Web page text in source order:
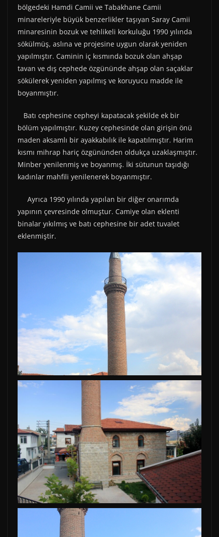
bölgedeki Hamdi Camii ve Tabakhane Camii
minareleriyle büyük benzerlikler taşıyan Saray Camii
minaresinin bozuk ve tehlikeli korkuluğu 1990 yılında
sökülmüş, aslına ve projesine uygun olarak yeniden
yapılmıştır. Caminin iç kısmında bozuk olan ahşap
tavan ve dış cephede özgününde ahşap olan saçaklar
sökülerek yeniden yapılmış ve koruyucu madde ile
boyanmıştır.
Batı cephesine cepheyi kapatacak şekilde ek bir
bölüm yapılmıştır. Kuzey cephesinde olan girişin önü
maden aksamlı bir ayakkabılık ile kapatılmıştır. Harim
kısmı mihrap hariç özgününden oldukça uzaklaşmıştır.
Minber yenilenmiş ve boyanmış. İki sütunun taşıdığı
kadınlar mahfili yenilenerek boyanmıştır.
Ayrıca 1990 yılında yapılan bir diğer onarımda
yapının çevresinde olmuştur. Camiye olan eklenti
binalar yıkılmış ve batı cephesine bir adet tuvalet
eklenmiştir.